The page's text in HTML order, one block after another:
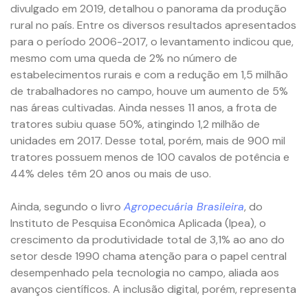
divulgado em 2019, detalhou o panorama da produção
rural no país. Entre os diversos resultados apresentados
para o período 2006-2017, o levantamento indicou que,
mesmo com uma queda de 2% no número de
estabelecimentos rurais e com a redução em 1,5 milhão
de trabalhadores no campo, houve um aumento de 5%
nas áreas cultivadas. Ainda nesses 11 anos, a frota de
tratores subiu quase 50%, atingindo 1,2 milhão de
unidades em 2017. Desse total, porém, mais de 900 mil
tratores possuem menos de 100 cavalos de potência e
44% deles têm 20 anos ou mais de uso.
Ainda, segundo o livro Agropecuária Brasileira, do
Instituto de Pesquisa Econômica Aplicada (Ipea), o
crescimento da produtividade total de 3,1% ao ano do
setor desde 1990 chama atenção para o papel central
desempenhado pela tecnologia no campo, aliada aos
avanços científicos. A inclusão digital, porém, representa